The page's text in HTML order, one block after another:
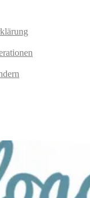
Mamablog
mit drei Kindern